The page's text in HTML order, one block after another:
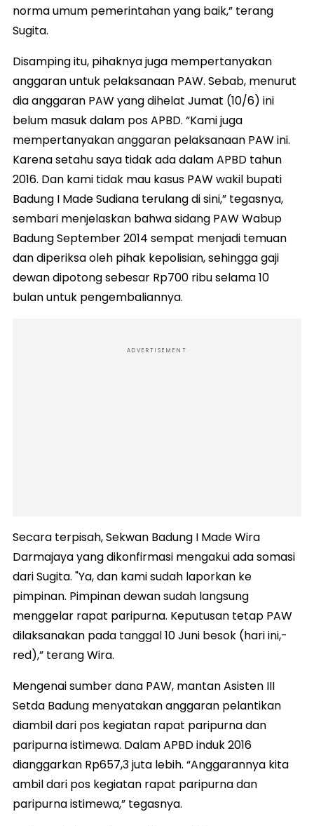
norma umum pemerintahan yang baik,” terang
Sugita.
Disamping itu, pihaknya juga mempertanyakan
anggaran untuk pelaksanaan PAW. Sebab, menurut
dia anggaran PAW yang dihelat Jumat (10/6) ini
belum masuk dalam pos APBD. “Kami juga
mempertanyakan anggaran pelaksanaan PAW ini.
Karena setahu saya tidak ada dalam APBD tahun
2016. Dan kami tidak mau kasus PAW wakil bupati
Badung I Made Sudiana terulang di sini,” tegasnya,
sembari menjelaskan bahwa sidang PAW Wabup
Badung September 2014 sempat menjadi temuan
dan diperiksa oleh pihak kepolisian, sehingga gaji
dewan dipotong sebesar Rp700 ribu selama 10
bulan untuk pengembaliannya.
ADVERTISEMENT
Secara terpisah, Sekwan Badung I Made Wira
Darmajaya yang dikonfirmasi mengakui ada somasi
dari Sugita. "Ya, dan kami sudah laporkan ke
pimpinan. Pimpinan dewan sudah langsung
menggelar rapat paripurna. Keputusan tetap PAW
dilaksanakan pada tanggal 10 Juni besok (hari ini,-
red),” terang Wira.
Mengenai sumber dana PAW, mantan Asisten III
Setda Badung menyatakan anggaran pelantikan
diambil dari pos kegiatan rapat paripurna dan
paripurna istimewa. Dalam APBD induk 2016
dianggarkan Rp657,3 juta lebih. “Anggarannya kita
ambil dari pos kegiatan rapat paripurna dan
paripurna istimewa,” tegasnya.